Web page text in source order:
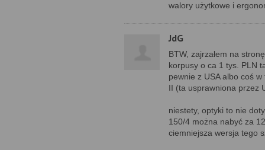
walory użytkowe i
JdG
BTW, zajrzałem na
korpusy o ca 1 tys. PLN
pewnie z USA albo coś
II (ta usprawniona przez
niestety, optyki to nie
150/4 można nabyć za
ciemniejsza wersja tego